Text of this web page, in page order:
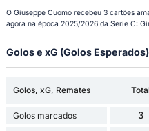
O Giuseppe Cuomo recebeu 3 cartões
agora na época 2025/2026 da Serie C:
Golos e xG (Golos Esperados)
Golos, xG, Remates
Golos marcados 3